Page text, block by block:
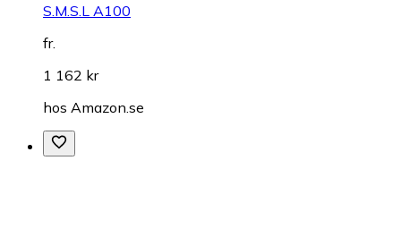
S.M.S.L A100
fr.
1 162 kr
hos Amazon.se